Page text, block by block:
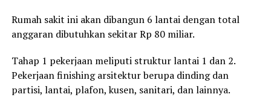
Rumah sakit ini akan dibangun 6 lantai dengan total
anggaran dibutuhkan sekitar Rp 80 miliar.
Tahap 1 pekerjaan meliputi struktur lantai 1 dan 2.
Pekerjaan finishing arsitektur berupa dinding dan
partisi, lantai, plafon, kusen, sanitari, dan lainnya.